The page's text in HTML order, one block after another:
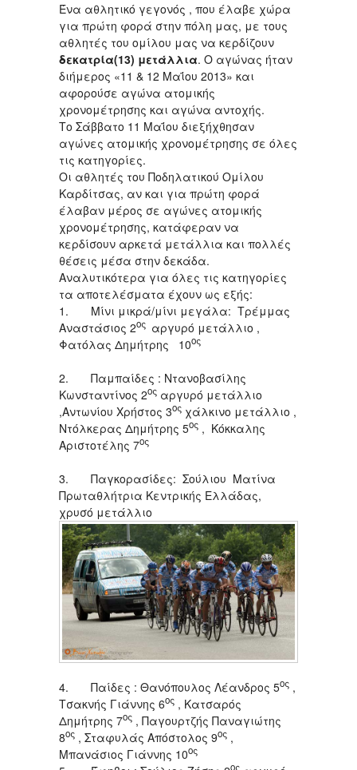
Ένα αθλητικό γεγονός , που έλαβε χώρα
για πρώτη φορά στην πόλη μας, με τους
αθλητές του ομίλου μας να κερδίζουν
δεκατρία(13) μετάλλια. Ο αγώνας ήταν
διήμερος «11 & 12 Μαΐου 2013» και
αφορούσε αγώνα ατομικής
χρονομέτρησης και αγώνα αντοχής.
Το Σάββατο 11 Μαΐου διεξήχθησαν
αγώνες ατομικής χρονομέτρησης σε όλες
τις κατηγορίες.
Οι αθλητές του Ποδηλατικού Ομίλου
Καρδίτσας, αν και για πρώτη φορά
έλαβαν μέρος σε αγώνες ατομικής
χρονομέτρησης, κατάφεραν να
κερδίσουν αρκετά μετάλλια και πολλές
θέσεις μέσα στην δεκάδα.
Αναλυτικότερα για όλες τις κατηγορίες
τα αποτελέσματα έχουν ως εξής:
1. Μίνι μικρά/μίνι μεγάλα: Τρέμμας
Αναστάσιος 2ος αργυρό μετάλλιο ,
Φατόλας Δημήτρης 10ος
2. Παμπαίδες : Ντανοβασίλης
Κωνσταντίνος 2ος αργυρό μετάλλιο
,Αντωνίου Χρήστος 3ος χάλκινο μετάλλιο ,
Ντόλκερας Δημήτρης 5ος , Κόκκαλης
Αριστοτέλης 7ος
3. Παγκορασίδες: Σούλιου Ματίνα
Πρωταθλήτρια Κεντρικής Ελλάδας,
χρυσό μετάλλιο
4. Παίδες : Θανόπουλος Λέανδρος 5ος ,
Τσακνής Γιάννης 6ος , Κατσαρός
Δημήτρης 7ος , Παγουρτζής Παναγιώτης
8ος , Σταφυλάς Απόστολος 9ος ,
Μπανάσιος Γιάννης 10ος
ος